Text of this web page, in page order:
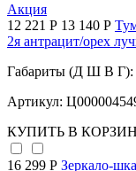
Акция
12 221 Р 13 140 Р
2я антрацит/орех
Габариты (Д Ш В Г):
Артикул:
КУПИТЬ В
16 299 Р Зеркало-